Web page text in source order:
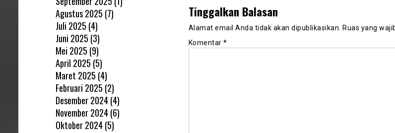
Tinggalkan Balasan
Alamat email Anda tidak akan dipublikasikan. Ruas yang
Komentar *
Agustus 2025 (7)
Juli 2025 (4)
Juni 2025 (3)
Mei 2025 (9)
April 2025 (5)
Maret 2025 (4)
Februari 2025 (2)
Desember 2024(4)
November 2024(6)
Oktober 2024(5)